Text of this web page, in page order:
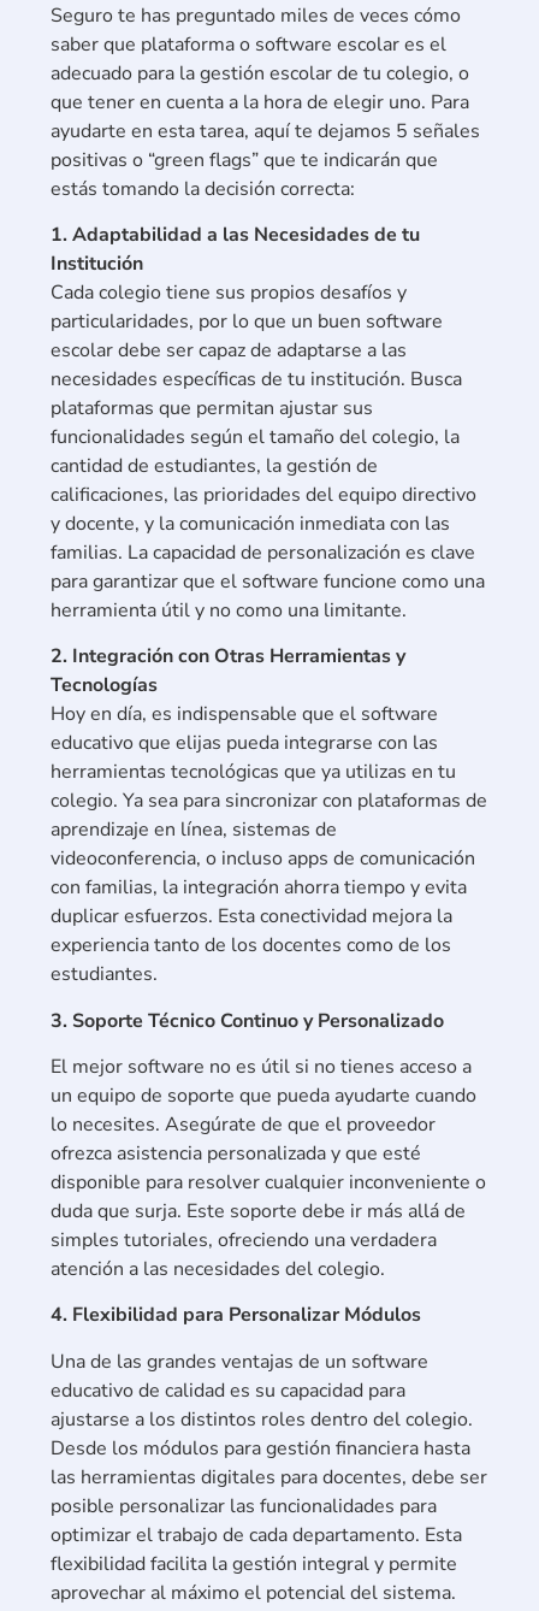
Seguro te has preguntado miles de veces cómo
saber que plataforma o software escolar es el
adecuado para la gestión escolar de tu colegio, o
que tener en cuenta a la hora de elegir uno. Para
ayudarte en esta tarea, aquí te dejamos 5 señales
positivas o “green flags” que te indicarán que
estás tomando la decisión correcta:
1. Adaptabilidad a las Necesidades de tu
Institución
Cada colegio tiene sus propios desafíos y
particularidades, por lo que un buen software
escolar debe ser capaz de adaptarse a las
necesidades específicas de tu institución. Busca
plataformas que permitan ajustar sus
funcionalidades según el tamaño del colegio, la
cantidad de estudiantes, la gestión de
calificaciones, las prioridades del equipo directivo
y docente, y la comunicación inmediata con las
familias. La capacidad de personalización es clave
para garantizar que el software funcione como una
herramienta útil y no como una limitante.
2. Integración con Otras Herramientas y
Tecnologías
Hoy en día, es indispensable que el software
educativo que elijas pueda integrarse con las
herramientas tecnológicas que ya utilizas en tu
colegio. Ya sea para sincronizar con plataformas de
aprendizaje en línea, sistemas de
videoconferencia, o incluso apps de comunicación
con familias, la integración ahorra tiempo y evita
duplicar esfuerzos. Esta conectividad mejora la
experiencia tanto de los docentes como de los
estudiantes.
3. Soporte Técnico Continuo y Personalizado
El mejor software no es útil si no tienes acceso a
un equipo de soporte que pueda ayudarte cuando
lo necesites. Asegúrate de que el proveedor
ofrezca asistencia personalizada y que esté
disponible para resolver cualquier inconveniente o
duda que surja. Este soporte debe ir más allá de
simples tutoriales, ofreciendo una verdadera
atención a las necesidades del colegio.
4. Flexibilidad para Personalizar Módulos
Una de las grandes ventajas de un software
educativo de calidad es su capacidad para
ajustarse a los distintos roles dentro del colegio.
Desde los módulos para gestión financiera hasta
las herramientas digitales para docentes, debe ser
posible personalizar las funcionalidades para
optimizar el trabajo de cada departamento. Esta
flexibilidad facilita la gestión integral y permite
aprovechar al máximo el potencial del sistema.